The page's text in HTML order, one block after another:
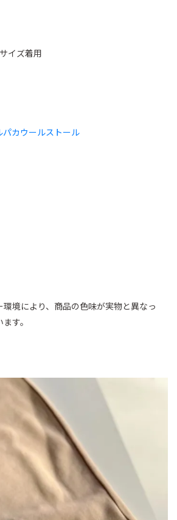
イズ着用
カウールストール
境により、商品の色味が実物と異なっ
す。